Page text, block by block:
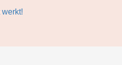
werkt!